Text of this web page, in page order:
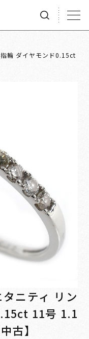
輪 ダイヤモンド0.15ct
ニティ リン
11号 1.1
古】